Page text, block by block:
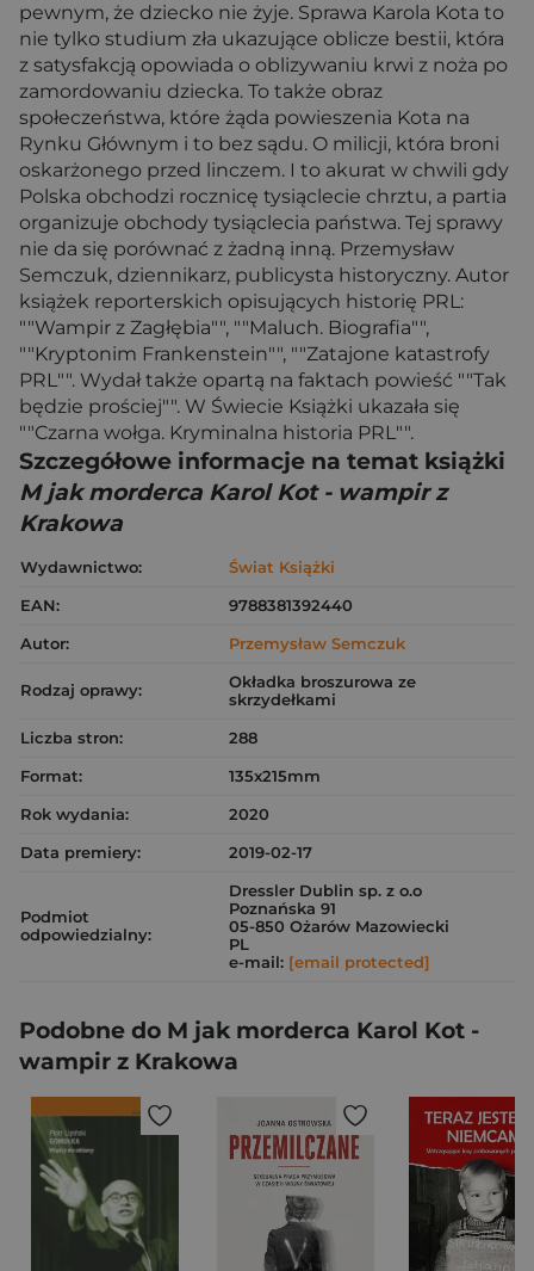
pewnym, że dziecko nie żyje. Sprawa Karola Kota to
nie tylko studium zła ukazujące oblicze bestii, która
z satysfakcją opowiada o oblizywaniu krwi z noża po
zamordowaniu dziecka. To także obraz
społeczeństwa, które żąda powieszenia Kota na
Rynku Głównym i to bez sądu. O milicji, która broni
oskarżonego przed linczem. I to akurat w chwili gdy
Polska obchodzi rocznicę tysiąclecie chrztu, a partia
organizuje obchody tysiąclecia państwa. Tej sprawy
nie da się porównać z żadną inną. Przemysław
Semczuk, dziennikarz, publicysta historyczny. Autor
książek reporterskich opisujących historię PRL:
""Wampir z Zagłębia"", ""Maluch. Biografia"",
""Kryptonim Frankenstein"", ""Zatajone katastrofy
PRL"". Wydał także opartą na faktach powieść ""Tak
będzie prościej"". W Świecie Książki ukazała się
""Czarna wołga. Kryminalna historia PRL"".
Szczegółowe informacje na temat książki
M jak morderca Karol Kot - wampir z
Krakowa
Wydawnictwo:
Świat Książki
EAN:
9788381392440
Autor:
Przemysław Semczuk
Rodzaj oprawy:
Okładka broszurowa ze
skrzydełkami
Liczba stron:
288
Format:
135x215mm
Rok wydania:
2020
Data premiery:
2019-02-17
Podmiot
odpowiedzialny:
Dressler Dublin sp. z o.o
Poznańska 91
05-850 Ożarów Mazowiecki
PL
e-mail: [email protected]
Podobne do M jak morderca Karol Kot -
wampir z Krakowa